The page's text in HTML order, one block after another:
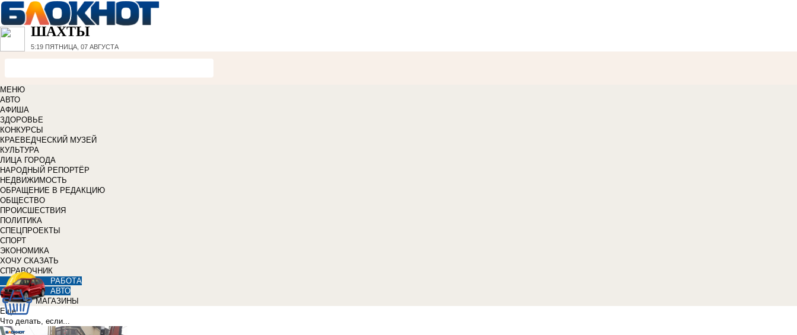
ШАХТЫ
5:19 ПЯТНИЦА, 07 АВГУСТА
МЕНЮ
АВТО
АФИША
ЗДОРОВЬЕ
КОНКУРСЫ
КРАЕВЕДЧЕСКИЙ МУЗЕЙ
КУЛЬТУРА
ЛИЦА ГОРОДА
НАРОДНЫЙ РЕПОРТЁР
НЕДВИЖИМОСТЬ
ОБРАЩЕНИЕ В РЕДАКЦИЮ
ОБЩЕСТВО
ПРОИСШЕСТВИЯ
ПОЛИТИКА
СПЕЦПРОЕКТЫ
СПОРТ
ЭКОНОМИКА
ХОЧУ СКАЗАТЬ
СПРАВОЧНИК
РАБОТА
АВТО
МАГАЗИНЫ
Еще
Что делать, если...